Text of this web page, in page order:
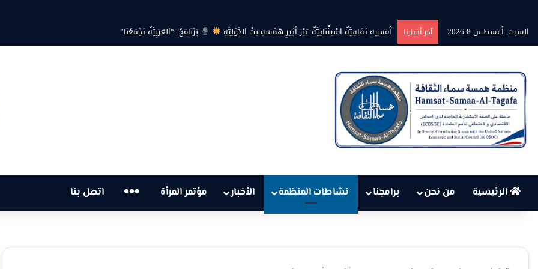
السبت, أغسطس 8 2026
آخر أخبارنا أمسية ثقَافِيَّةٌ اسْتِثْنَائِيَّةٌ عَبْرَ أَثِيرِ هَمْسَةِ نِتْ الدَّوْلِيَّةِ بَرْنَامَجُ: “العَرَبِيَّةُ تَجْمَعُنَا”
الرئيسية من نحن برامجنا نشاطات المنظمة الأخبار مؤتمر المرأة … اتصل بنا